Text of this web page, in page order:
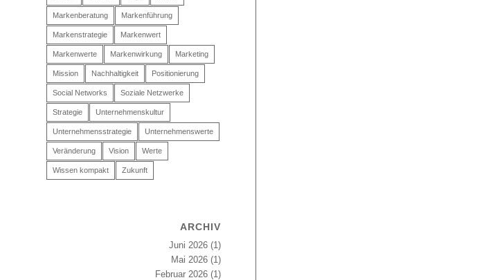
Markenberatung Markenführung
Markenstrategie Markenwert
Markenwerte Markenwirkung Marketing
Mission Nachhaltigkeit Positionierung
Social Networks Soziale Netzwerke
Strategie Unternehmenskultur
Unternehmensstrategie Unternehmenswerte
Veränderung Vision Werte
Wissen kompakt Zukunft
ARCHIV
Juni 2026(1)
Mai 2026(1)
Februar 2026(1)